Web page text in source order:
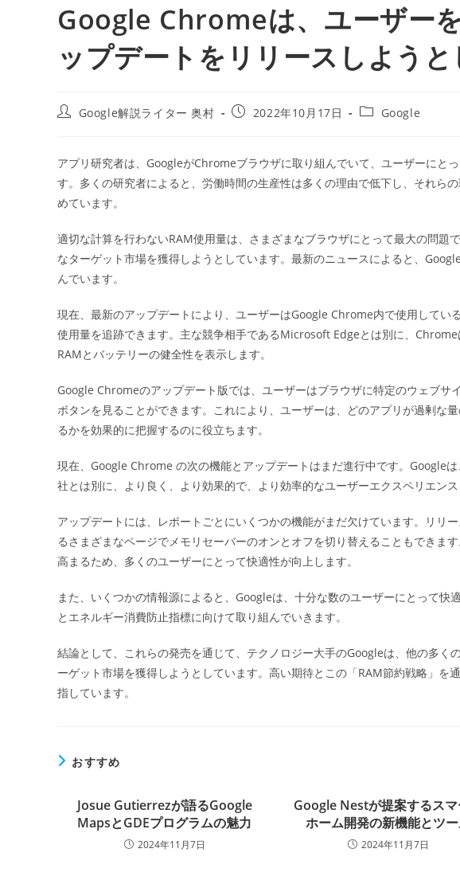
Google Chromeは、ユーザー
ップデートをリリースしよう
投
Google解説ライター 奥村
投
開
日:
2022年10月17日
投
テ
ゴ
リ
Google
アプリ研究者は、GoogleがChromeブラウザに取り組んでいて、ユーザーにと
す。多くの研究者によると、労働時間の生産性は多くの理由で低下し、それら
めています。
適切な計算を行わないRAM使用量は、さまざまなブラウザにとって最大の問題
なターゲット市場を獲得しようとしています。最新のニュースによると、
んでいます。
現在、最新のアップデートにより、ユーザーはGoogle Chrome内で使用してい
使用量を追跡できます。主な競争相手であるMicrosoft Edgeとは別に、
RAMとバッテリーの健全性を表示します。
Google Chromeのアップデート版では、ユーザーはブラウザに特定のウェブサ
ボタンを見ることができます。これにより、ユーザーは、どのアプリが過剰な
るかを効果的に把握するのに役立ちます。
現在、Google Chrome の次の機能とアップデートはまだ進行中です。
社とは別に、より良く、より効果的で、より効率的なユーザーエクスペリエン
アップデートには、レポートごとにいくつかの機能がまだ欠けています。リリ
るさまざまなページでメモリセーバーのオンとオフを切り替えることもできま
高まるため、多くのユーザーにとって快適性が向上します。
また、いくつかの情報源によると、Googleは、十分な数のユーザーにとって快
とエネルギー消費防止指標に向けて取り組んでいきます。
結論として、これらの発売を通じて、テクノロジー大手のGoogleは、他の多く
ーゲット市場を獲得しようとしています。高い期待とこの「RAM節約戦略」を
指しています。
おすすめ
Josue Gutierrezが語るGoogle
MapsとGDEプログラムの魅力
2024年11月7日
Google Nestが提案するスマ
ホーム開発の新機能とツ
2024年11月7日